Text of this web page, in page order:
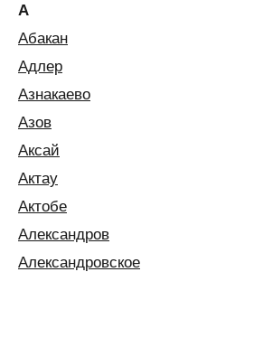
А
Абакан
Адлер
Азнакаево
Азов
Аксай
Актау
Актобе
Александров
Александровское